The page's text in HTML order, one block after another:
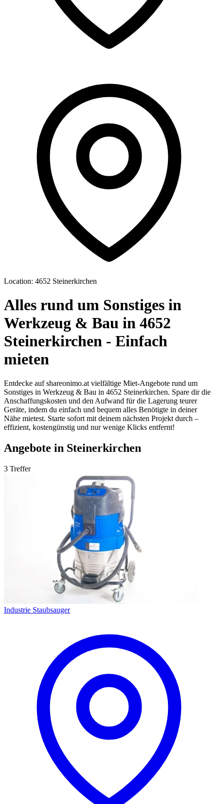
Location: 4652 Steinerkirchen
Alles rund um Sonstiges in
Werkzeug & Bau in 4652
Steinerkirchen - Einfach
mieten
Entdecke auf shareonimo.at vielfältige Miet-Angebote rund um
Sonstiges in Werkzeug & Bau in 4652 Steinerkirchen. Spare dir die
Anschaffungskosten und den Aufwand für die Lagerung teurer
Geräte, indem du einfach und bequem alles Benötigte in deiner
Nähe mietest. Starte sofort mit deinem nächsten Projekt durch –
effizient, kostengünstig und nur wenige Klicks entfernt!
Angebote in Steinerkirchen
3 Treffer
Industrie Staubsauger